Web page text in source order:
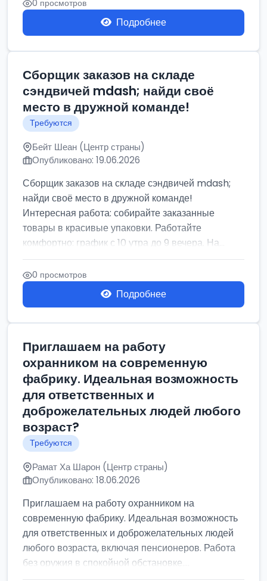
0 просмотров
Подробнее
Сборщик заказов на складе
сэндвичей mdash; найди своё
место в дружной команде!
Требуются
Бейт Шеан (Центр страны)
Опубликовано: 19.06.2026
Сборщик заказов на складе сэндвичей mdash;
найди своё место в дружной команде!
Интересная работа: собирайте заказанные
товары в красивые упаковки. Работайте
комфортно: график с 10 утра до 9 вечера. На...
0 просмотров
Подробнее
Приглашаем на работу
охранником на современную
фабрику. Идеальная возможность
для ответственных и
доброжелательных людей любого
возраст?
Требуются
Рамат Ха Шарон (Центр страны)
Опубликовано: 18.06.2026
Приглашаем на работу охранником на
современную фабрику. Идеальная возможность
для ответственных и доброжелательных людей
любого возраста, включая пенсионеров. Работа
без оружия в спокойной обстановке....